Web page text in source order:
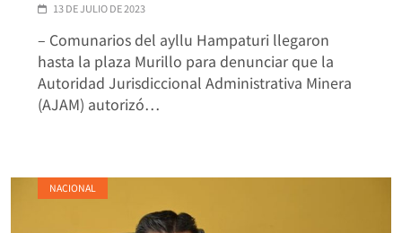
13 DE JULIO DE 2023
– Comunarios del ayllu Hampaturi llegaron
hasta la plaza Murillo para denunciar que la
Autoridad Jurisdiccional Administrativa Minera
(AJAM) autorizó…
NACIONAL